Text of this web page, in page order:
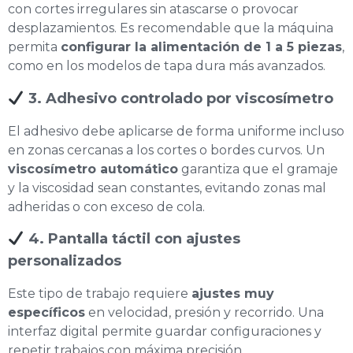
con cortes irregulares sin atascarse o provocar
desplazamientos. Es recomendable que la máquina
permita configurar la alimentación de 1 a 5 piezas,
como en los modelos de tapa dura más avanzados.
3. Adhesivo controlado por viscosímetro
El adhesivo debe aplicarse de forma uniforme incluso
en zonas cercanas a los cortes o bordes curvos. Un
viscosímetro automático garantiza que el gramaje
y la viscosidad sean constantes, evitando zonas mal
adheridas o con exceso de cola.
4. Pantalla táctil con ajustes
personalizados
Este tipo de trabajo requiere ajustes muy
específicos en velocidad, presión y recorrido. Una
interfaz digital permite guardar configuraciones y